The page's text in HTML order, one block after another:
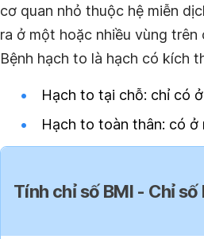
cơ quan nhỏ thuộc hệ miễn
ra ở một hoặc nhiều vùng trên
Bệnh hạch to là hạch có kích
Hạch to tại chỗ: chỉ có
Hạch to toàn thân: có ở
Tính chỉ số BMI - Chỉ